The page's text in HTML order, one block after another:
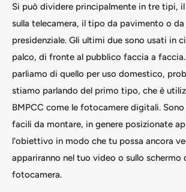
Si può dividere principalmente in tre tipi,
sulla telecamera, il tipo da pavimento o
presidenziale. Gli ultimi due sono usati in
palco, di fronte al pubblico faccia a
parliamo di quello per uso domestico,
stiamo parlando del primo tipo, che è
BMPCC come le fotocamere digitali.
facili da montare, in genere posizionate
l'obiettivo in modo che tu possa ancora
appariranno nel tuo video o sullo schermo
fotocamera.